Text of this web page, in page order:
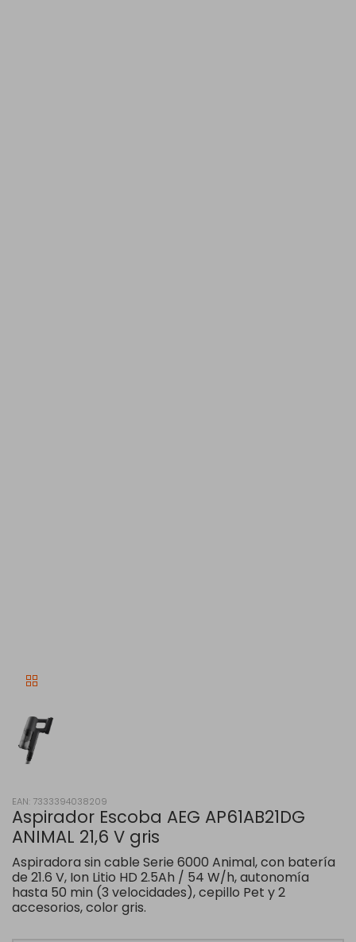
EAN: 7333394038209
Aspirador Escoba AEG AP61AB21DG
ANIMAL 21,6 V gris
Aspiradora sin cable Serie 6000 Animal, con batería
de 21.6 V, Ion Litio HD 2.5Ah / 54 W/h, autonomía
hasta 50 min (3 velocidades), cepillo Pet y 2
accesorios, color gris.